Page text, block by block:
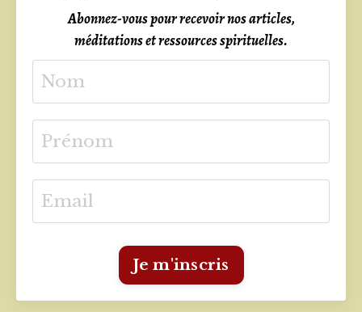
Abonnez-vous pour recevoir nos articles,
méditations et ressources spirituelles.
Je m'inscris